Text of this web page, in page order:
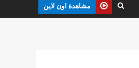
مشاهدة اون لاين